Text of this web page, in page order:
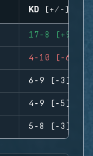
KD (+/-)
17-8 (+9)
4-10 (-6)
6-9 (-3)
4-9 (-5)
5-8 (-3)